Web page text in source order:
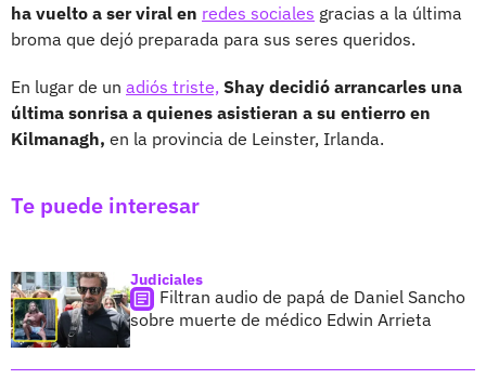
ha vuelto a ser viral en redes sociales gracias a la última
broma que dejó preparada para sus seres queridos.
En lugar de un adiós triste, Shay decidió arrancarles una
última sonrisa a quienes asistieran a su entierro en
Kilmanagh, en la provincia de Leinster, Irlanda.
Te puede interesar
Judiciales
Filtran audio de papá de Daniel Sancho
sobre muerte de médico Edwin Arrieta